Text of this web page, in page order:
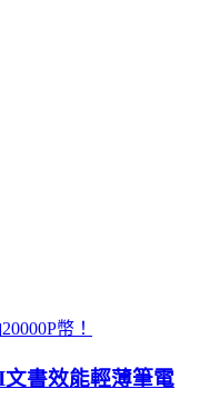
幣！
書效能輕薄筆電